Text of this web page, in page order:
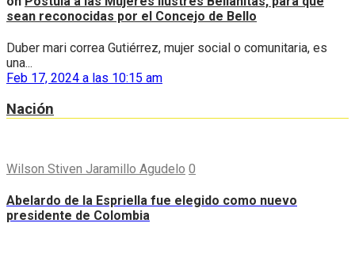
sean reconocidas por el Concejo de Bello
Duber mari correa Gutiérrez, mujer social o comunitaria, es
una...
Feb 17, 2024 a las 10:15 am
Nación
Wilson Stiven Jaramillo Agudelo 0
Abelardo de la Espriella fue elegido como nuevo
presidente de Colombia